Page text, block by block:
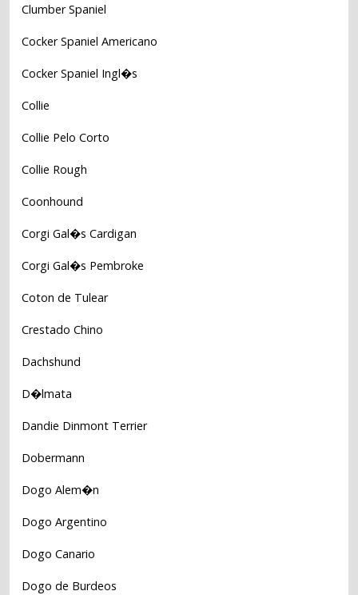
Clumber Spaniel
Cocker Spaniel Americano
Cocker Spaniel Ingl�s
Collie
Collie Pelo Corto
Collie Rough
Coonhound
Corgi Gal�s Cardigan
Corgi Gal�s Pembroke
Coton de Tulear
Crestado Chino
Dachshund
D�lmata
Dandie Dinmont Terrier
Dobermann
Dogo Alem�n
Dogo Argentino
Dogo Canario
Dogo de Burdeos